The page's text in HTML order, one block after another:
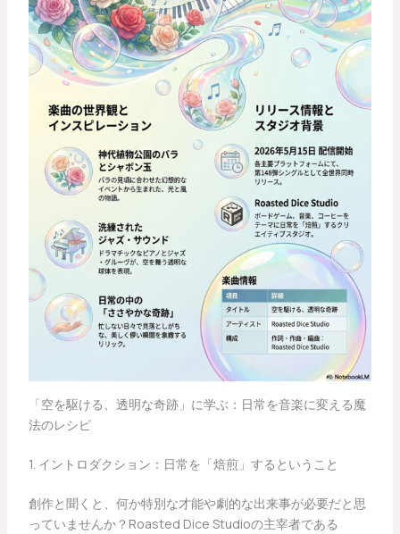
「空を駆ける、透明な奇跡」に学ぶ：日常を音楽に変える魔
法のレシピ
1. イントロダクション：日常を「焙煎」するということ
創作と聞くと、何か特別な才能や劇的な出来事が必要だと思
っていませんか？Roasted Dice Studioの主宰者である